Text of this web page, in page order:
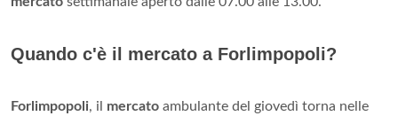
Quando c'è il mercato a Forlimpopoli?
Forlimpopoli, il mercato ambulante del giovedì torna nelle